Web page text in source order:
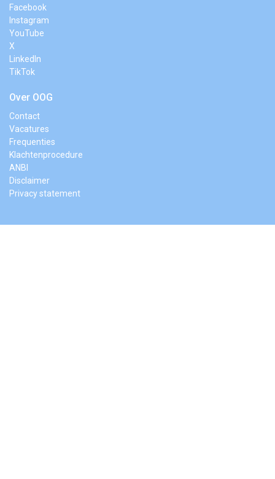
Facebook
Instagram
YouTube
X
LinkedIn
TikTok
Over OOG
Contact
Vacatures
Frequenties
Klachtenprocedure
ANBI
Disclaimer
Privacy statement